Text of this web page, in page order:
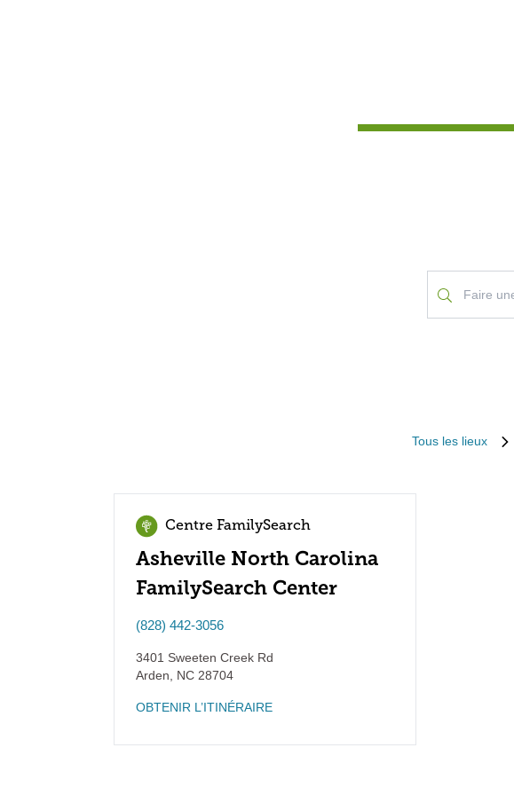
Tous les lieux
Centre FamilySearch
Asheville North Carolina
FamilySearch Center
(828) 442-3056
3401 Sweeten Creek Rd
Arden
NC 28704
OBTENIR L’ITINÉRAIRE